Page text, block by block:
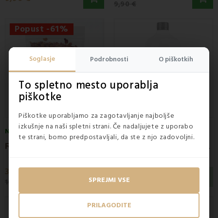
Soglasje Podrobnosti O piškotkih
To spletno mesto uporablja
piškotke
Piškotke uporabljamo za zagotavljanje najboljše
izkušnje na naši spletni strani. Če nadaljujete z uporabo
te strani, bomo predpostavljali, da ste z njo zadovoljni.
PRILAGODITE
SPREJMI VSE
Popust -61%
NA ZALOGI
3,90 €
Epsom kopalna sol 1000 g EMI
NI NA ZALOGI